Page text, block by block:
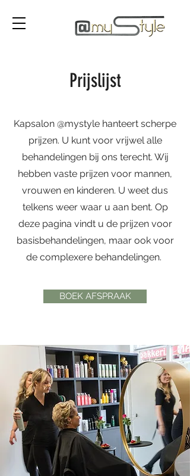
Prijslijst
Kapsalon @mystyle hanteert scherpe
prijzen. U kunt voor vrijwel alle
behandelingen bij ons terecht. Wij
hebben vaste prijzen voor mannen,
vrouwen en kinderen. U weet dus
telkens weer waar u aan bent. Op
deze pagina vindt u de prijzen voor
basisbehandelingen, maar ook voor
de complexere behandelingen.
BOEK AFSPRAAK